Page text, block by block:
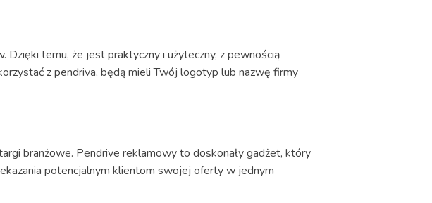
temu, że jest praktyczny i użyteczny, z pewnością
z pendriva, będą mieli Twój logotyp lub nazwę firmy
branżowe. Pendrive reklamowy to doskonały gadżet, który
potencjalnym klientom swojej oferty w jednym